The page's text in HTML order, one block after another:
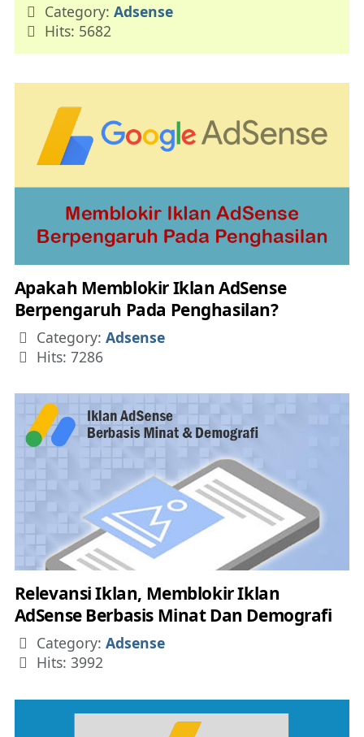
Details
Category: Adsense
Hits: 5682
Apakah Memblokir Iklan AdSense
Berpengaruh Pada Penghasilan?
Details
Category: Adsense
Hits: 7286
Relevansi Iklan, Memblokir Iklan
AdSense Berbasis Minat Dan Demografi
Details
Category: Adsense
Hits: 3992